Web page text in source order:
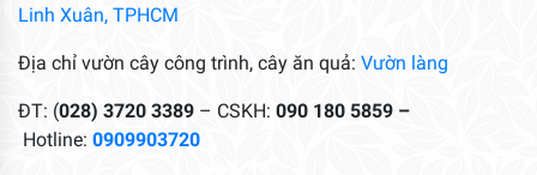
Linh Xuân, TPHCM
Địa chỉ vườn cây công trình, cây ăn quả: Vườn làng
ĐT: (028) 3720 3389 – CSKH: 090 180 5859 –
Hotline: 0909903720